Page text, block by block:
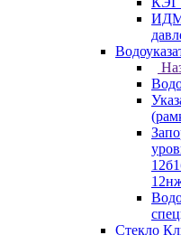
ИДМ
Стекло